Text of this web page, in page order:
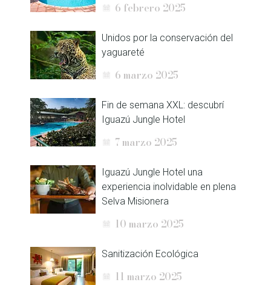
6 febrero 2025
Unidos por la conservación del
yaguareté
6 marzo 2025
Fin de semana XXL: descubrí
Iguazú Jungle Hotel
7 marzo 2025
Iguazú Jungle Hotel una
experiencia inolvidable en plena
Selva Misionera
10 marzo 2025
Sanitización Ecológica
11 marzo 2025